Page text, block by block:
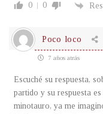
0 0
Poco loco
7 años atrás
Escuché su respuesta,
partido y su respuesta
minotauro, ya me